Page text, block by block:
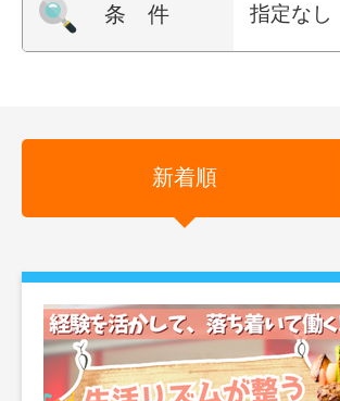
条 件 指定なし
新着順